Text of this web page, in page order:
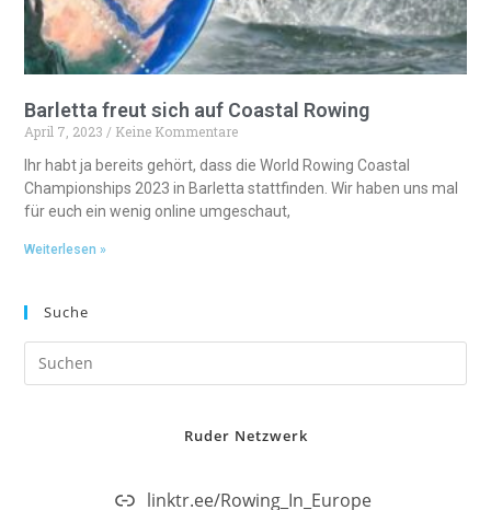
Barletta freut sich auf Coastal Rowing
April 7, 2023
Keine Kommentare
Ihr habt ja bereits gehört, dass die World Rowing Coastal
Championships 2023 in Barletta stattfinden. Wir haben uns mal
für euch ein wenig online umgeschaut,
Weiterlesen »
Suche
Ruder Netzwerk
linktr.ee/Rowing_In_Europe